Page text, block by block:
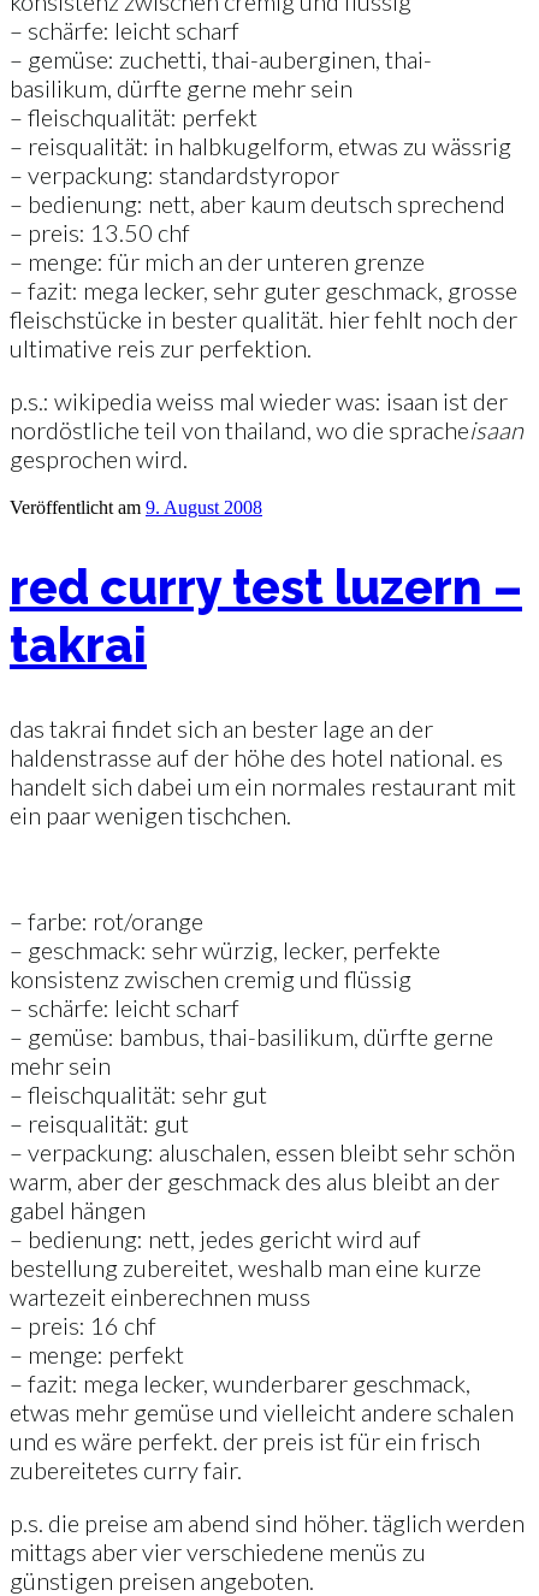
– schärfe: leicht scharf
– gemüse: zuchetti, thai-auberginen, thai-
basilikum, dürfte gerne mehr sein
– fleischqualität: perfekt
– reisqualität: in halbkugelform, etwas zu wässrig
– verpackung: standardstyropor
– bedienung: nett, aber kaum deutsch sprechend
– preis: 13.50 chf
– menge: für mich an der unteren grenze
– fazit: mega lecker, sehr guter geschmack, grosse
fleischstücke in bester qualität. hier fehlt noch der
ultimative reis zur perfektion.
p.s.: wikipedia weiss mal wieder was: isaan ist der
nordöstliche teil von thailand, wo die spracheisaan
gesprochen wird.
Veröffentlicht am 9. August 2008
red curry test luzern –
takrai
das takrai findet sich an bester lage an der
haldenstrasse auf der höhe des hotel national. es
handelt sich dabei um ein normales restaurant mit
ein paar wenigen tischchen.
– farbe: rot/orange
– geschmack: sehr würzig, lecker, perfekte
konsistenz zwischen cremig und flüssig
– schärfe: leicht scharf
– gemüse: bambus, thai-basilikum, dürfte gerne
mehr sein
– fleischqualität: sehr gut
– reisqualität: gut
– verpackung: aluschalen, essen bleibt sehr schön
warm, aber der geschmack des alus bleibt an der
gabel hängen
– bedienung: nett, jedes gericht wird auf
bestellung zubereitet, weshalb man eine kurze
wartezeit einberechnen muss
– preis: 16 chf
– menge: perfekt
– fazit: mega lecker, wunderbarer geschmack,
etwas mehr gemüse und vielleicht andere schalen
und es wäre perfekt. der preis ist für ein frisch
zubereitetes curry fair.
p.s. die preise am abend sind höher. täglich werden
mittags aber vier verschiedene menüs zu
günstigen preisen angeboten.